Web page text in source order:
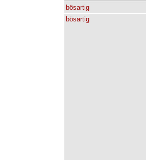
bösartig
bösartig